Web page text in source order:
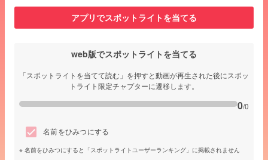
アプリでスポットライトを当てる
web版でスポットライトを当てる
「スポットライトを当てて読む」を押すと動画が再生された後にスポッ
トライト限定チャプターに遷移します。
0/0
名前をひみつにする
名前をひみつにすると「スポットライトユーザーランキング」に掲載されません